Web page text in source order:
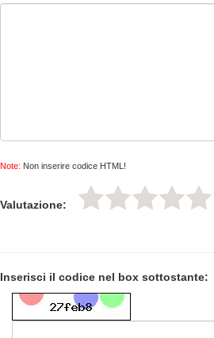
Note: Non inserire codice HTML!
Valutazione:
Inserisci il codice nel box sottostante: